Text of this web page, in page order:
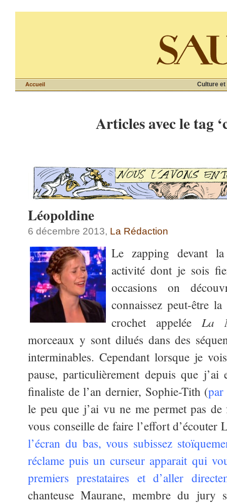
Culture et
Accueil
Articles avec le tag
Léopoldine
6 décembre 2013, La Rédaction
Le zapping devant
activité dont je sois
occasions on
connaissez peut-être
crochet appelée La
morceaux y sont dilués dans des
interminables. Cependant lorsque je
pause, particulièrement depuis que j’ai
finaliste de l’an dernier, Sophie-Tith (par
le peu que j’ai vu ne me permet pas
vous conseille de faire l’effort d’écouter
l’écran du bas, vous subissez
réclame puis un curseur apparait qui
premiers prestataires et d’aller
chanteuse Maurane, membre du jury